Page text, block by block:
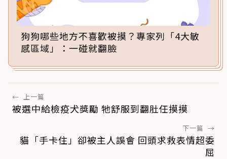
狗狗哪些地方不喜歡被摸？專家列「4大敏
感區域」：一碰就翻臉
← 上一篇
被選中給檢疫犬獎勵 牠舒服到翻肚任摸摸
下一篇 →
貓「手卡住」卻被主人誤會 回頭求救表情超委
屈